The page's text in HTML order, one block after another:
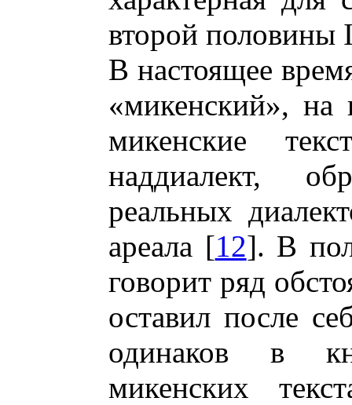
второй половины
В настоящее
«микенский», на
микенские
наддиалект,
реальных
ареала [12]. В
говорит ряд
оставил после
одинаков в
микенских